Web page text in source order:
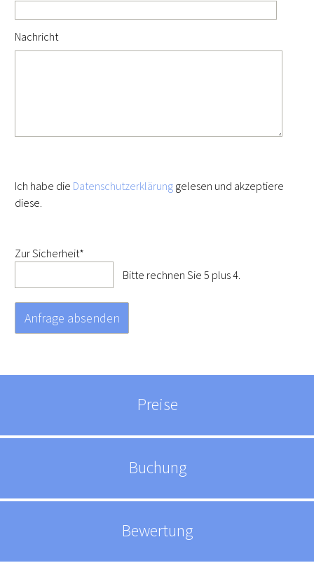
Nachricht
Ich habe die Datenschutzerklärung gelesen und akzeptiere
diese.
Pflichtfeld
Zur Sicherheit*
Bitte rechnen Sie 5 plus 4.
Preise
Buchung
Bewertung